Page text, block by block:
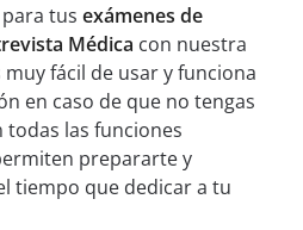
tus exámenes de
Médica con nuestra
fácil de usar y funciona
en caso de que no tengas
todas las funciones
prepararte y
tiempo que dedicar a tu